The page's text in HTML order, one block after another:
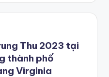
Thu 2023 tại
thành phố
Virginia